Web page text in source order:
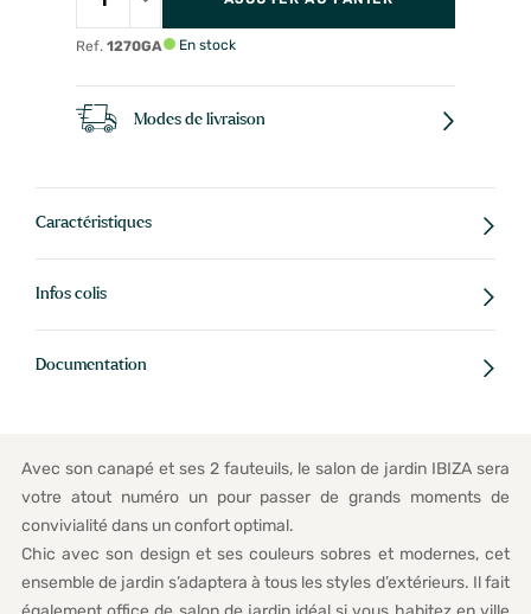
Ref. 1270GA En stock
Modes de livraison
Caractéristiques
Infos colis
Documentation
Avec son canapé et ses 2 fauteuils, le salon de jardin IBIZA sera
votre atout numéro un pour passer de grands moments de
convivialité dans un confort optimal.
Chic avec son design et ses couleurs sobres et modernes, cet
ensemble de jardin s’adaptera à tous les styles d’extérieurs. Il fait